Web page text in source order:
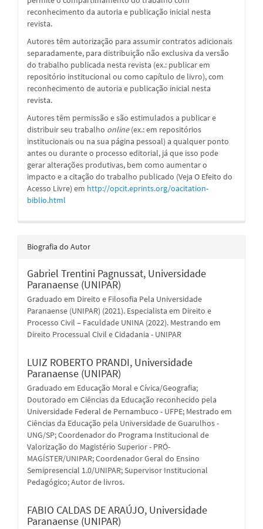
reconhecimento da autoria e publicação inicial nesta
revista.
Autores têm autorização para assumir contratos adicionais
separadamente, para distribuição não exclusiva da versão
do trabalho publicada nesta revista (ex.: publicar em
repositório institucional ou como capítulo de livro), com
reconhecimento de autoria e publicação inicial nesta
revista.
Autores têm permissão e são estimulados a publicar e
distribuir seu trabalho online(ex.: em repositórios
institucionais ou na sua página pessoal) a qualquer ponto
antes ou durante o processo editorial, já que isso pode
gerar alterações produtivas, bem como aumentar o
impacto e a citação do trabalho publicado (Veja O Efeito do
Acesso Livre) em http://opcit.eprints.org/oacitation-
biblio.html
Biografia do Autor
Gabriel Trentini Pagnussat, Universidade
Paranaense (UNIPAR)
Graduado em Direito e Filosofia Pela Universidade
Paranaense (UNIPAR) (2021). Especialista em Direito e
Processo Civil – Faculdade UNINA (2022). Mestrando em
Direito Processual Civil e Cidadania - UNIPAR
LUIZ ROBERTO PRANDI, Universidade
Paranaense (UNIPAR)
Graduado em Educação Moral e Cívica/Geografia;
Doutorado em Ciências da Educação reconhecido pela
Universidade Federal de Pernambuco - UFPE; Mestrado em
Ciências da Educação pela Universidade de Guarulhos -
UNG/SP; Coordenador do Programa Institucional de
Valorização do Magistério Superior - PRÓ-
MAGÍSTER/UNIPAR; Coordenador Geral do Ensino
Semipresencial 1.0/UNIPAR; Supervisor Institucional
Pedagógico; Autor de livros.
FABIO CALDAS DE ARAÚJO, Universidade
Paranaense (UNIPAR)